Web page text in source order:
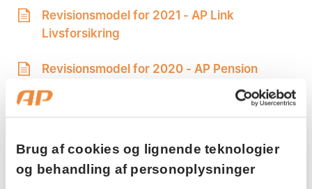
Brug af cookies og lignende teknologier
og behandling af personoplysninger
Revisionsmodel for 2021 - AP Link
Livsforsikring
Revisionsmodel for 2020 - AP Pension
Livsforsikringsaktieselskab
Revisionsmodel for 2019 - AP Pension
Revisionsmodel for 2018 AP Pension
Onsdag:
Torsdag: